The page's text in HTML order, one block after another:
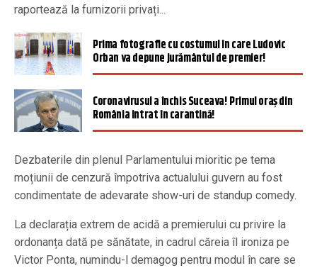
raportează la furnizorii privați...
Prima fotografie cu costumul în care Ludovic
Orban va depune jurământul de premier!
Coronavirusul a închis Suceava! Primul oraș din
România intrat în carantină!
Dezbaterile din plenul Parlamentului mioritic pe tema
moțiunii de cenzură împotriva actualului guvern au fost
condimentate de adevarate show-uri de standup comedy.
La declarația extrem de acidă a premierului cu privire la
ordonanța dată pe sănătate, in cadrul căreia îl ironiza pe
Victor Ponta, numindu-l demagog pentru modul în care se